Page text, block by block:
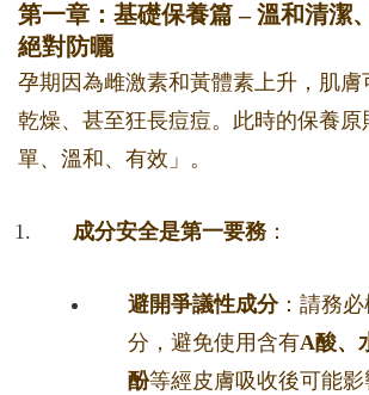
第一章：基礎保養篇 – 溫和清潔
絕對防曬
孕期因為雌激素和黃體素上升，肌膚
乾燥、甚至狂長痘痘。此時的保養原
單、溫和、有效」。
成分安全是第一要務：
避開爭議性成分：請務
分，避免使用含有A酸、
酚等經皮膚吸收後可能影